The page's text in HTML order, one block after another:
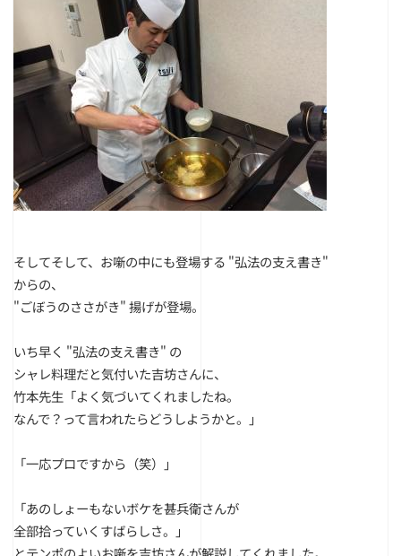
そしてそして、お噺の中にも登場する "弘法の支え書き"
からの、
"ごぼうのささがき" 揚げが登場。
いち早く "弘法の支え書き" の
シャレ料理だと気付いた吉坊さんに、
竹本先生「よく気づいてくれましたね。
なんで？って言われたらどうしようかと。」
「一応プロですから（笑）」
「あのしょーもないボケを甚兵衛さんが
全部拾っていくすばらしさ。」